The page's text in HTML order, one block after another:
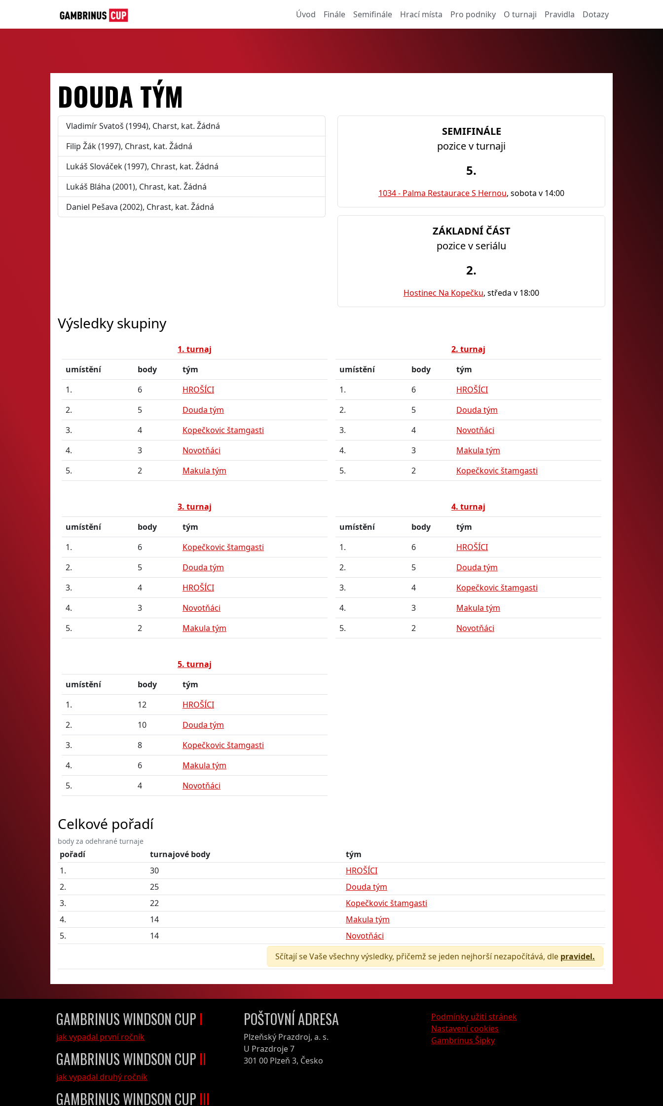
Úvod Finále Semifinále Hrací místa Pro podniky O turnaji Pravidla Dotazy
DOUDA TÝM
Vladimír Svatoš (1994), Charst, kat. Žádná
Filip Žák (1997), Chrast, kat. Žádná
Lukáš Slováček (1997), Chrast, kat. Žádná
Lukáš Bláha (2001), Chrast, kat. Žádná
Daniel Pešava (2002), Chrast, kat. Žádná
SEMIFINÁLE
pozice v turnaji
5.
1034 - Palma Restaurace S Hernou, sobota v 14:00
ZÁKLADNÍ ČÁST
pozice v seriálu
2.
Hostinec Na Kopečku, středa v 18:00
Výsledky skupiny
1. turnaj
umístění
body
tým
1.
6
HROŠÍCI
2.
5
Douda tým
3.
4
Kopečkovic štamgasti
4.
3
Novotňáci
5.
2 Makula tým
2. turnaj
umístění
body
tým
1.
6
HROŠÍCI
2.
5
Douda tým
3.
4
Novotňáci
4.
3
Makula tým
5.
2 Kopečkovic štamgasti
3. turnaj
umístění
body
tým
1.
6
Kopečkovic štamgasti
2.
5
Douda tým
3.
4
HROŠÍCI
4.
3
Novotňáci
5.
2 Makula tým
4. turnaj
umístění
body
tým
1.
6
HROŠÍCI
2.
5
Douda tým
3.
4
Kopečkovic štamgasti
4.
3
Makula tým
5.
2 Novotňáci
5. turnaj
umístění
body
tým
1.
12
HROŠÍCI
2.
10
Douda tým
3.
8
Kopečkovic štamgasti
4.
6
Makula tým
5.
4 Novotňáci
Celkové pořadí
body za odehrané turnaje
pořadí turnajové body
tým
1.
30
HROŠÍCI
2.
25
Douda tým
3.
22
Kopečkovic štamgasti
4.
14
Makula tým
5.
14
Novotňáci
Sčítají se Vaše všechny výsledky, přičemž se jeden nejhorší nezapočítává, dle pravidel.
GAMBRINUS WINDSON CUP I
jak vypadal první ročník
GAMBRINUS WINDSON CUP II
jak vypadal druhý ročník
GAMBRINUS WINDSON CUP III
POŠTOVNÍ ADRESA
Plzeňský Prazdroj, a. s.
U Prazdroje 7
301 00 Plzeň 3, Česko
Podmínky užití stránek
Nastavení cookies
Gambrinus Šipky